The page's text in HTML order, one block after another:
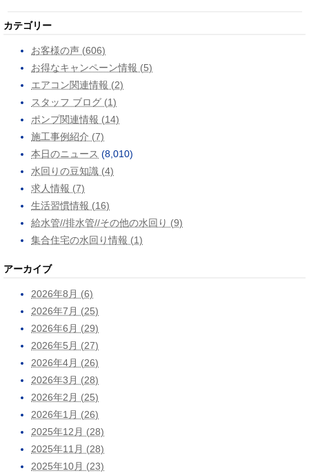
カテゴリー
お客様の声 (606)
お得なキャンペーン情報 (5)
エアコン関連情報 (2)
スタッフ ブログ (1)
ポンプ関連情報 (14)
施工事例紹介 (7)
本日のニュース (8,010)
水回りの豆知識 (4)
求人情報 (7)
生活習慣情報 (16)
給水管//排水管//その他の水回り (9)
集合住宅の水回り情報 (1)
アーカイブ
2026年8月 (6)
2026年7月 (25)
2026年6月 (29)
2026年5月 (27)
2026年4月 (26)
2026年3月 (28)
2026年2月 (25)
2026年1月 (26)
2025年12月 (28)
2025年11月 (28)
2025年10月 (23)